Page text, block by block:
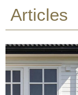
Articles